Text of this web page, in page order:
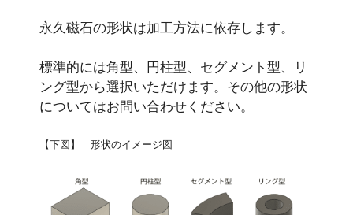
永久磁石の形状は加工方法に依存します。
標準的には角型、円柱型、セグメント型、リ
ング型から選択いただけます。その他の形状
についてはお問い合わせください。
【下図】 形状のイメージ図